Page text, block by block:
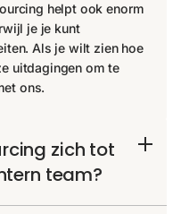
helpt ook enorm
je je kunt
Als je wilt zien hoe
uitdagingen om te
ons.
zich tot
team?